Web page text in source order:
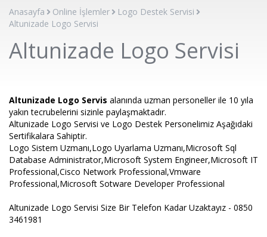
Anasayfa Online İşlemler
Logo Destek Servisi
Altunizade Logo Servisi
Altunizade Logo Servisi
Altunizade Logo Servis alanında uzman personeller ile 10 yıla
yakın tecrubelerini sizinle paylaşmaktadır.
Altunizade Logo Servisi ve Logo Destek Personelimiz Aşağıdaki
Sertifikalara Sahiptir.
Logo Sistem Uzmanı,Logo Uyarlama Uzmanı,Microsoft Sql
Database Administrator,Microsoft System Engineer,Microsoft IT
Professional,Cisco Network Professional,Vmware
Professional,Microsoft Sotware Developer Professional
Altunizade Logo Servisi Size Bir Telefon Kadar Uzaktayız - 0850
3461981